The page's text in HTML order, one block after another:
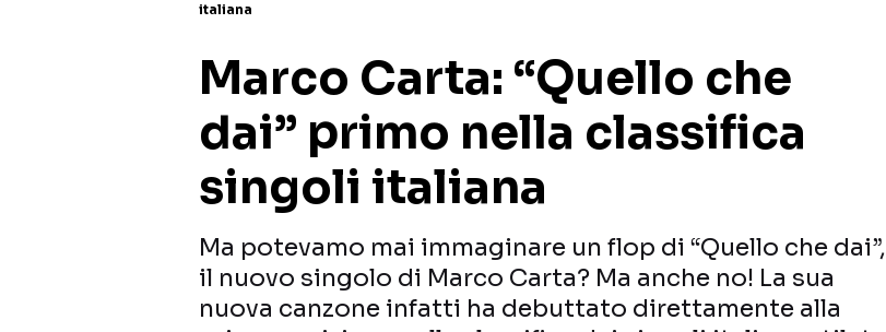
italiana
Marco Carta: “Quello che
dai” primo nella classifica
singoli italiana
Ma potevamo mai immaginare un flop di “Quello che dai”,
il nuovo singolo di Marco Carta? Ma anche no! La sua
nuova canzone infatti ha debuttato direttamente alla